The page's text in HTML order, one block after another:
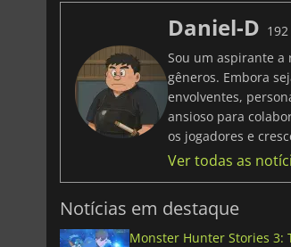
Daniel-D
Sou um aspirante a
gêneros. Embora
envolventes,
ansioso para
os jogadores e
Ver todas as
Notícias em destaque
Monster Hunter Stories 3: